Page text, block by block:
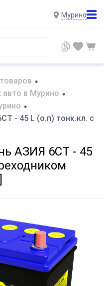
Мурино
•
в Мурино •
•
- 45 L (о.п) тонк.кл. с
АЗИЯ 6СТ - 45